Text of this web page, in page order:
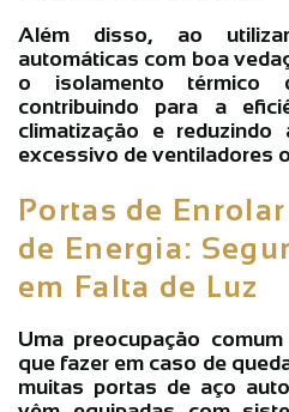
Além disso, ao
automáticas com boa
o isolamento térmico
contribuindo para a
climatização e
excessivo de ventiladores
Portas de
de Energia:
em Falta de Luz
Uma preocupação
que fazer em caso de
muitas portas de aço